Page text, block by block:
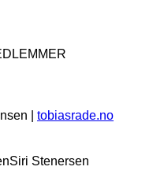
| tobiasrade.no
Siri Stenersen